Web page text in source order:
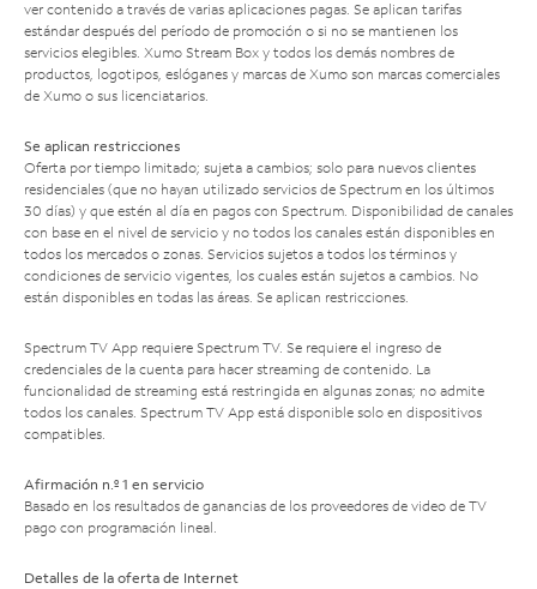
ver contenido a través de varias aplicaciones pagas. Se aplican tarifas
estándar después del período de promoción o si no se mantienen los
servicios elegibles. Xumo Stream Box y todos los demás nombres de
productos, logotipos, eslóganes y marcas de Xumo son marcas comerciales
de Xumo o sus licenciatarios.
Se aplican restricciones
Oferta por tiempo limitado; sujeta a cambios; solo para nuevos clientes
residenciales (que no hayan utilizado servicios de Spectrum en los últimos
30 días) y que estén al día en pagos con Spectrum. Disponibilidad de canales
con base en el nivel de servicio y no todos los canales están disponibles en
todos los mercados o zonas. Servicios sujetos a todos los términos y
condiciones de servicio vigentes, los cuales están sujetos a cambios. No
están disponibles en todas las áreas. Se aplican restricciones.
Spectrum TV App requiere Spectrum TV. Se requiere el ingreso de
credenciales de la cuenta para hacer streaming de contenido. La
funcionalidad de streaming está restringida en algunas zonas; no admite
todos los canales. Spectrum TV App está disponible solo en dispositivos
compatibles.
Afirmación n.º 1 en servicio
Basado en los resultados de ganancias de los proveedores de video de TV
pago con programación lineal.
Detalles de la oferta de Internet